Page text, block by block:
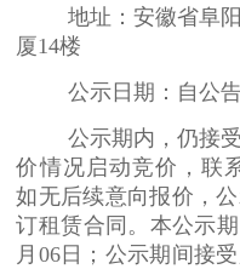
地址：安徽省阜
厦14楼
公示日期：自公
公示期内，仍接
价情况启动竞价，联
如无后续意向报价，
订租赁合同。 本公示
月06日；公示期间接